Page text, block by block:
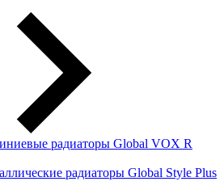
радиаторы Global VOX R
радиаторы Global Style Plus